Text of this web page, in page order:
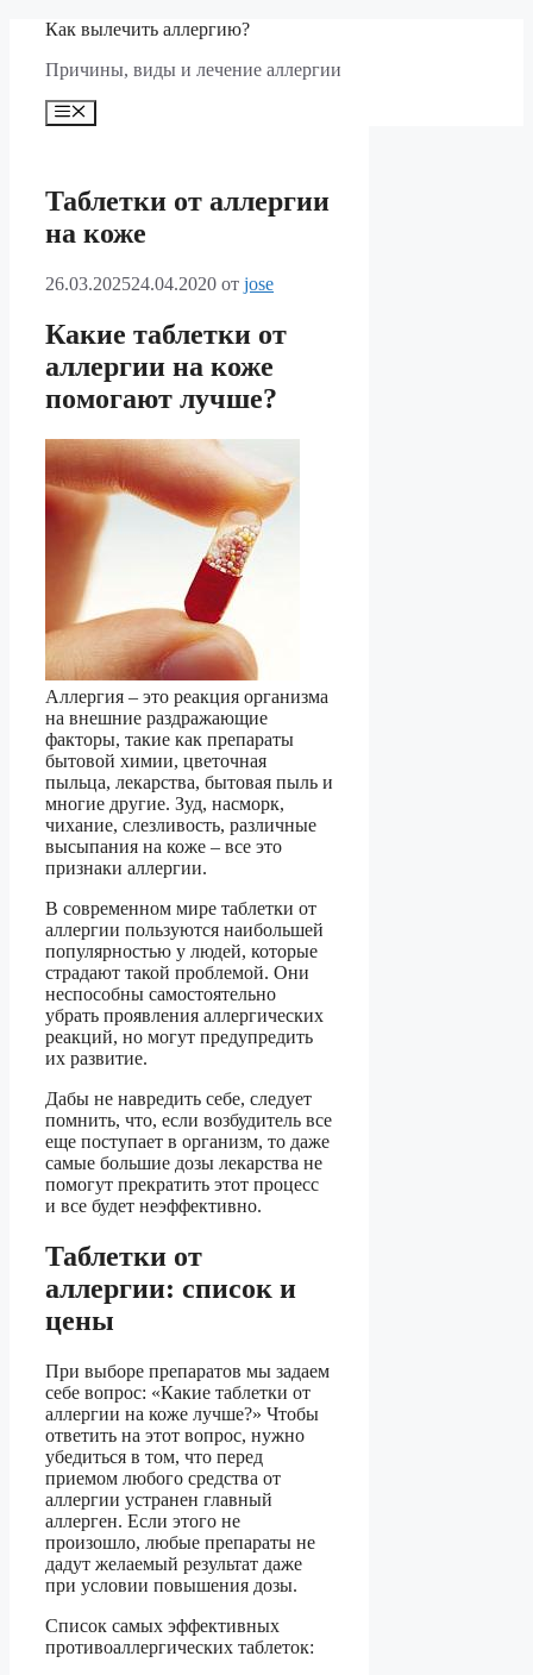
Перейти
содержимому
Как вылечить аллергию?
Причины, виды и лечение аллергии
Меню
Таблетки от аллергии
на коже
26.03.202524.04.2020 от jose
Какие таблетки от
аллергии на коже
помогают лучше?
Аллергия – это реакция организма
на внешние раздражающие
факторы, такие как препараты
бытовой химии, цветочная
пыльца, лекарства, бытовая пыль и
многие другие. Зуд, насморк,
чихание, слезливость, различные
высыпания на коже – все это
признаки аллергии.
В современном мире таблетки от
аллергии пользуются наибольшей
популярностью у людей, которые
страдают такой проблемой. Они
неспособны самостоятельно
убрать проявления аллергических
реакций, но могут предупредить
их развитие.
Дабы не навредить себе, следует
помнить, что, если возбудитель все
еще поступает в организм, то даже
самые большие дозы лекарства не
помогут прекратить этот процесс
и все будет неэффективно.
Таблетки от
аллергии: список и
цены
При выборе препаратов мы задаем
себе вопрос: «Какие таблетки от
аллергии на коже лучше?» Чтобы
ответить на этот вопрос, нужно
убедиться в том, что перед
приемом любого средства от
аллергии устранен главный
аллерген. Если этого не
произошло, любые препараты не
дадут желаемый результат даже
при условии повышения дозы.
Список самых эффективных
противоаллергических таблеток: